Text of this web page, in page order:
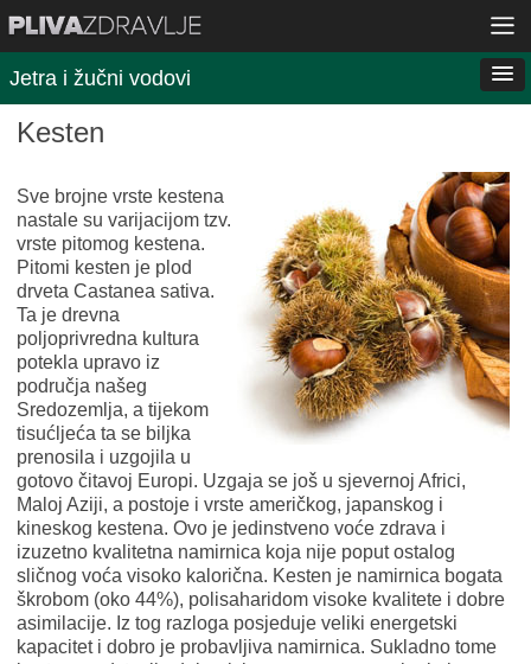
Jetra i žučni vodovi
Kesten
Sve brojne vrste kestena
nastale su varijacijom tzv.
vrste pitomog kestena.
Pitomi kesten je plod
drveta Castanea sativa.
Ta je drevna
poljoprivredna kultura
potekla upravo iz
područja našeg
Sredozemlja, a tijekom
tisućljeća ta se biljka
prenosila i uzgojila u
gotovo čitavoj Europi. Uzgaja se još u sjevernoj Africi,
Maloj Aziji, a postoje i vrste američkog, japanskog i
kineskog kestena. Ovo je jedinstveno voće zdrava i
izuzetno kvalitetna namirnica koja nije poput ostalog
sličnog voća visoko kalorična. Kesten je namirnica bogata
škrobom (oko 44%), polisaharidom visoke kvalitete i dobre
asimilacije. Iz tog razloga posjeduje veliki energetski
kapacitet i dobro je probavljiva namirnica. Sukladno tome